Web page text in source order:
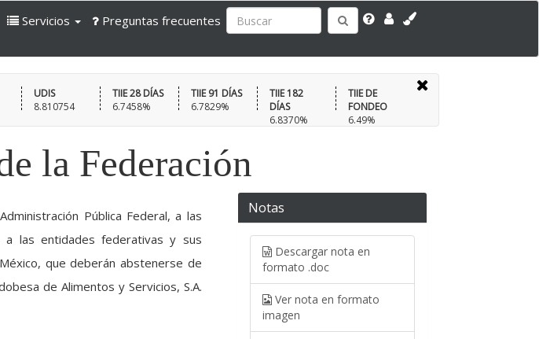
Servicios Preguntas frecuentes
UDIS
8.810754
TIIE 28 DÍAS
6.7458%
TIIE 91 DÍAS
6.7829%
TIIE 182
DÍAS
6.8370%
TIIE DE
FONDEO
6.49%
la Federación
Pública Federal, a las
a las entidades federativas y sus
que deberán abstenerse de
de Alimentos y Servicios, S.A.
Notas
Descargar nota en
formato .doc
Ver nota en formato
imagen